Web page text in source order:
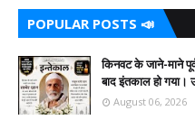
POPULAR POSTS 📣
किनवट के जाने-माने
बाद इंतकाल हो
August 06, 2026